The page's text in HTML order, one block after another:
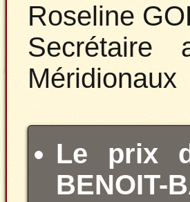
Roseline
Méridionaux
Le prix
BENOIT-